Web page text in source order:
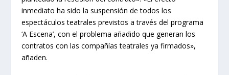
inmediato ha sido la suspensión de todos los
espectáculos teatrales previstos a través del programa
‘A Escena’, con el problema añadido que generan los
contratos con las compañías teatrales ya firmados»,
añaden.